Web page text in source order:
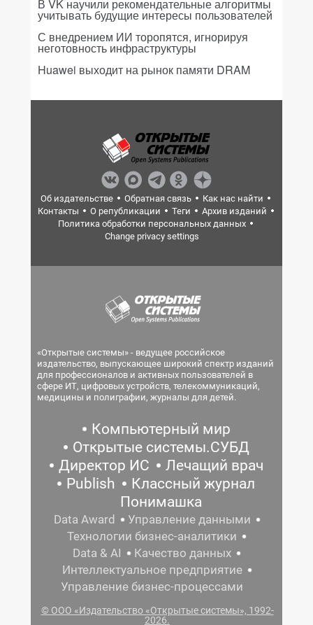
В VK научили рекомендательные алгоритмы
учитывать будущие интересы пользователей
С внедрением ИИ торопятся, игнорируя
неготовность инфраструктуры
Huawei выходит на рынок памяти DRAM
Об издательстве Обратная связь
Как нас найти
Контакты
О републикации Теги
Архив изданий
Политика обработки персональных данных
Change privacy settings
«Открытые системы» - ведущее российское
издательство, выпускающее широкий спектр изданий
для профессионалов и активных пользователей в
сфере ИТ, цифровых устройств, телекоммуникаций,
медицины и полиграфии, журналы для детей.
Компьютерный мир
Открытые системы.СУБД
Директор ИС
Лечащий врач
Publish
Классный журнал
Понимашка
Data Award
Управление данными
Технологии бизнес-аналитики
Data & AI
Качество данных
Интеллектуальное предприятие
Управление бизнес-процессами
© ООО «Издательство «Открытые системы», 1992-
2026.